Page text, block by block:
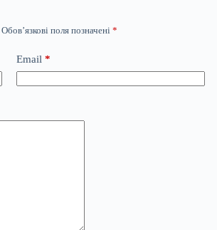
Обов’язкові поля позначені *
Email *